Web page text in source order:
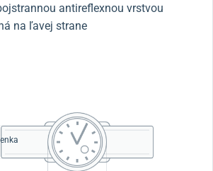
antireflexnou vrstvou
na ľavej strane